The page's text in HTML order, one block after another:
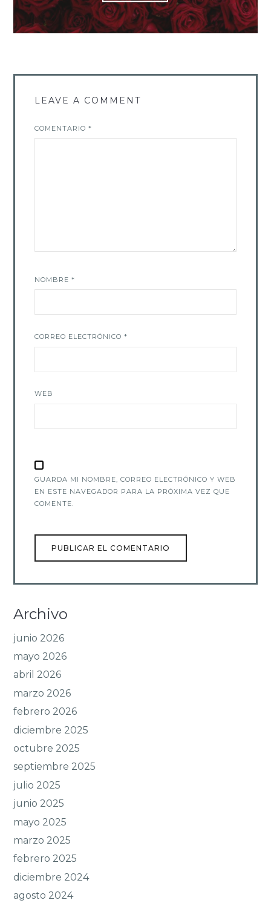
LEAVE A COMMENT
COMENTARIO*
NOMBRE*
CORREO ELECTRÓNICO*
WEB
GUARDA MI NOMBRE, CORREO ELECTRÓNICO Y WEB
EN ESTE NAVEGADOR PARA LA PRÓXIMA VEZ QUE
COMENTE.
Archivo
junio 2026
mayo 2026
abril 2026
marzo 2026
febrero 2026
diciembre 2025
octubre 2025
septiembre 2025
julio 2025
junio 2025
mayo 2025
marzo 2025
febrero 2025
diciembre 2024
agosto 2024